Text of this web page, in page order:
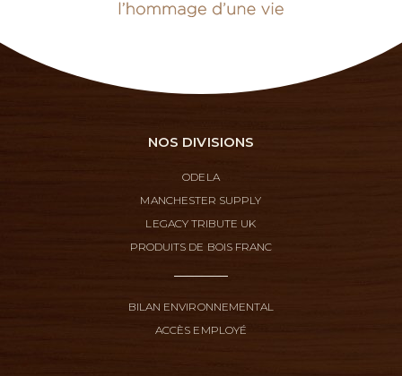
NOS DIVISIONS
ODELA
MANCHESTER SUPPLY
LEGACY TRIBUTE UK
PRODUITS DE BOIS FRANC
BILAN ENVIRONNEMENTAL
ACCÈS EMPLOYÉ